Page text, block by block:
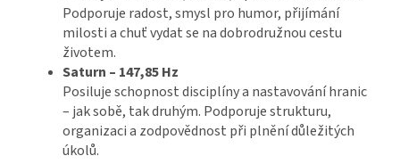
Podporuje radost, smysl pro humor, přijímání
milosti a chuť vydat se na dobrodružnou cestu
životem.
Saturn – 147,85 Hz
Posiluje schopnost disciplíny a nastavování hranic
– jak sobě, tak druhým. Podporuje strukturu,
organizaci a zodpovědnost při plnění důležitých
úkolů.